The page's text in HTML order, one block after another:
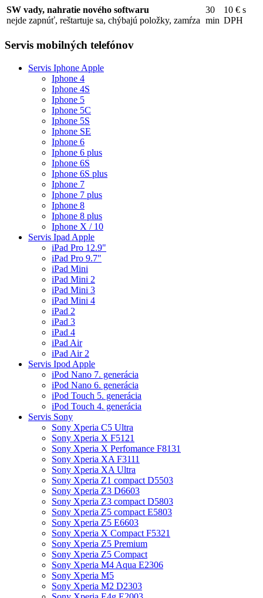
SW vady, nahratie nového softwaru
nejde zapnúť, reštartuje sa, chýbajú položky, zamŕza
30
min
10 € s
DPH
Servis mobilných telefónov
Servis Iphone Apple
Iphone 4
Iphone 4S
Iphone 5
Iphone 5C
Iphone 5S
Iphone SE
Iphone 6
Iphone 6 plus
Iphone 6S
Iphone 6S plus
Iphone 7
Iphone 7 plus
Iphone 8
Iphone 8 plus
Iphone X / 10
Servis Ipad Apple
iPad Pro 12.9"
iPad Pro 9.7"
iPad Mini
iPad Mini 2
iPad Mini 3
iPad Mini 4
iPad 2
iPad 3
iPad 4
iPad Air
iPad Air 2
Servis Ipod Apple
iPod Nano 7. generácia
iPod Nano 6. generácia
iPod Touch 5. generácia
iPod Touch 4. generácia
Servis Sony
Sony Xperia C5 Ultra
Sony Xperia X F5121
Sony Xperia X Perfomance F8131
Sony Xperia XA F3111
Sony Xperia XA Ultra
Sony Xperia Z1 compact D5503
Sony Xperia Z3 D6603
Sony Xperia Z3 compact D5803
Sony Xperia Z5 compact E5803
Sony Xperia Z5 E6603
Sony Xperia X Compact F5321
Sony Xperia Z5 Premium
Sony Xperia Z5 Compact
Sony Xperia M4 Aqua E2306
Sony Xperia M5
Sony Xperia M2 D2303